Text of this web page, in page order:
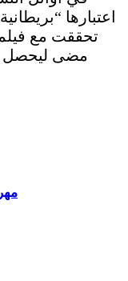
اعتبارها
تحققت مع
مضى ليحصل